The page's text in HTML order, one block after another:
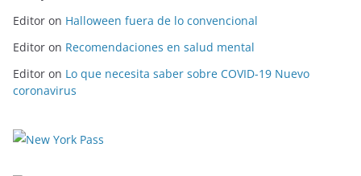
Editor on Halloween fuera de lo convencional
Editor on Recomendaciones en salud mental
Editor on Lo que necesita saber sobre COVID-19 Nuevo
coronavirus